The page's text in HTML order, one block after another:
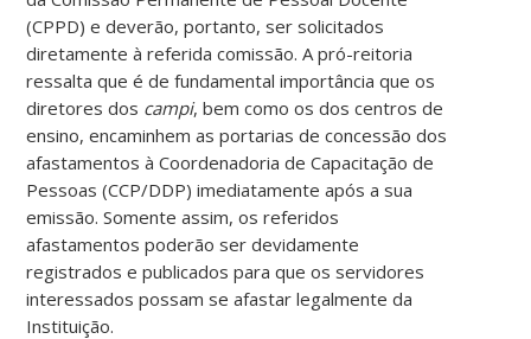
(CPPD) e deverão, portanto, ser solicitados
diretamente à referida comissão. A pró-reitoria
ressalta que é de fundamental importância que os
diretores dos campi, bem como os dos centros de
ensino, encaminhem as portarias de concessão dos
afastamentos à Coordenadoria de Capacitação de
Pessoas (CCP/DDP) imediatamente após a sua
emissão. Somente assim, os referidos
afastamentos poderão ser devidamente
registrados e publicados para que os servidores
interessados possam se afastar legalmente da
Instituição.